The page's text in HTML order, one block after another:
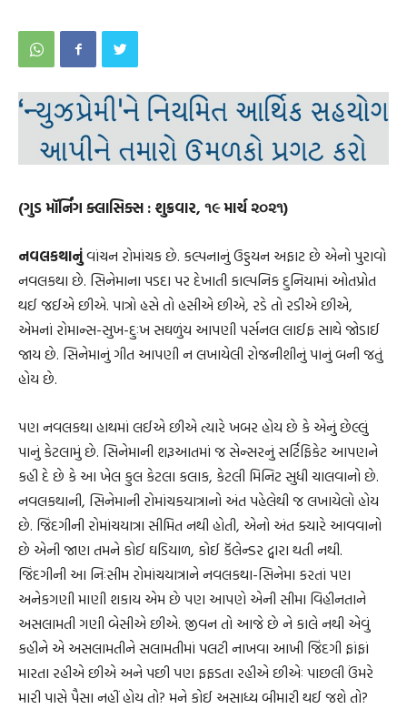
(ગુડ મૉર્નિંગ ક્લાસિક્સ : શુક્રવાર, ૧૯ માર્ચ ૨૦૨૧)
નવલકથાનુંવાંચન રોમાંચક છે. કલ્પનાનું ઉડ્ડયન અફાટ છે એનો પુરાવો
નવલકથા છે. સિનેમાના પડદા પર દેખાતી કાલ્પનિક દુનિયામાં ઓતપ્રોત
થઈ જઈએ છીએ. પાત્રો હસે તો હસીએ છીએ, રડે તો રડીએ છીએ,
એમનાં રોમાન્સ-સુખ-દુઃખ સઘળુંય આપણી પર્સનલ લાઈફ સાથે જોડાઈ
જાય છે. સિનેમાનું ગીત આપણી ન લખાયેલી રોજનીશીનું પાનું બની જતું
હોય છે.
પણ નવલકથા હાથમાં લઈએ છીએ ત્યારે ખબર હોય છે કે એનું છેલ્લું
પાનું કેટલામું છે. સિનેમાની શરૂઆતમાં જ સેન્સરનું સર્ટિફિકેટ આપણને
કહી દે છે કે આ ખેલ કુલ કેટલા કલાક, કેટલી મિનિટ સુધી ચાલવાનો છે.
નવલકથાની, સિનેમાની રોમાંચકયાત્રાનો અંત પહેલેથી જ લખાયેલો હોય
છે. જિંદગીની રોમાંચયાત્રા સીમિત નથી હોતી, એનો અંત ક્યારે આવવાનો
છે એની જાણ તમને કોઈ ઘડિયાળ, કોઈ કૅલેન્ડર દ્વારા થતી નથી.
જિંદગીની આ નિઃસીમ રોમાંચયાત્રાને નવલકથા-સિનેમા કરતાં પણ
અનેકગણી માણી શકાય એમ છે પણ આપણે એની સીમા વિહીનતાને
અસલામતી ગણી બેસીએ છીએ. જીવન તો આજે છે ને કાલે નથી એવું
કહીને એ અસલામતીને સલામતીમાં પલટી નાખવા આખી જિંદગી ફાંફાં
મારતા રહીએ છીએ અને પછી પણ ફફડતા રહીએ છીએઃ પાછલી ઉંમરે
મારી પાસે પૈસા નહીં હોય તો? મને કોઈ અસાધ્ય બીમારી થઈ જશે તો?